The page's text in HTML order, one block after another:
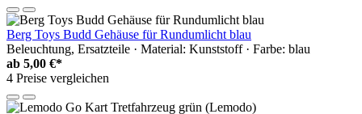
Berg Toys Budd Gehäuse für Rundumlicht blau
Beleuchtung, Ersatzteile · Material: Kunststoff · Farbe: blau
ab 5,00 €*
4 Preise vergleichen